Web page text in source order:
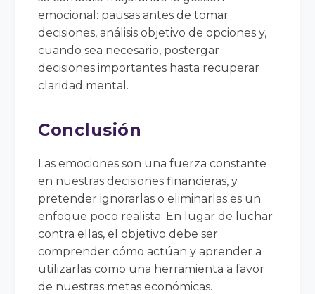
emocional: pausas antes de tomar
decisiones, análisis objetivo de opciones y,
cuando sea necesario, postergar
decisiones importantes hasta recuperar
claridad mental.
Conclusión
Las emociones son una fuerza constante
en nuestras decisiones financieras, y
pretender ignorarlas o eliminarlas es un
enfoque poco realista. En lugar de luchar
contra ellas, el objetivo debe ser
comprender cómo actúan y aprender a
utilizarlas como una herramienta a favor
de nuestras metas económicas.